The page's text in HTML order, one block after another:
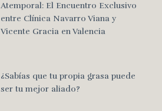
Atemporal: El Encuentro Exclusivo
entre Clínica Navarro Viana y
Vicente Gracia en Valencia
¿Sabías que tu propia grasa puede
ser tu mejor aliado?